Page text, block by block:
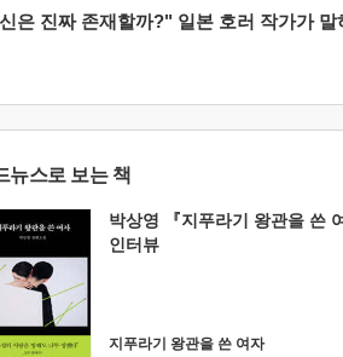
은 진짜 존재할까?" 일본 호러 작가가
뉴스로 보는 책
박상영 『지푸라기 왕관을 쓴
인터뷰
지푸라기 왕관을 쓴 여자